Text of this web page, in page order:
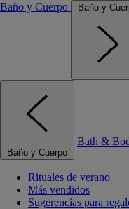
Baño y Cuerpo
Baño y
Baño y Cuerpo
Bath &
Rituales de verano
Más vendidos
Sugerencias para